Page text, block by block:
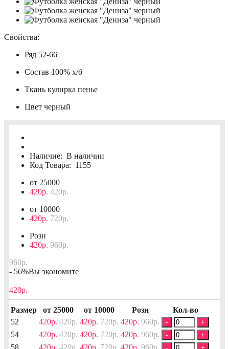
Свойства:
Ряд 52-66
Состав 100% х/б
Ткань кулирка пенье
Цвет черный
Наличие: В наличии
Код Товара: 1155
от 25000
420р. 420р.
от 10000
420р. 720р.
Розн
420р. 960р.
960р.
- 56%Вы экономите
420р.
Размер от 25000 от 10000 Розн
Кол-во
52
420р. 420р. 420р. 720р. 420р. 960р. - +
54 420р. 420р. 420р. 720р. 420р. 960р. - +
58 420р. 420р. 420р. 720р. 420р. 960р.